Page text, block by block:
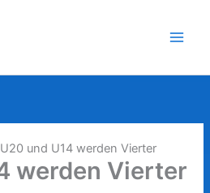
U20 und U14 werden Vierter
werden Vierter